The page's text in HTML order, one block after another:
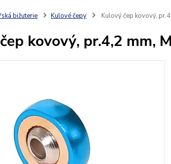
bižuterie Kulové čepy Kulový čep kovový,
kovový, pr.4,2 mm,